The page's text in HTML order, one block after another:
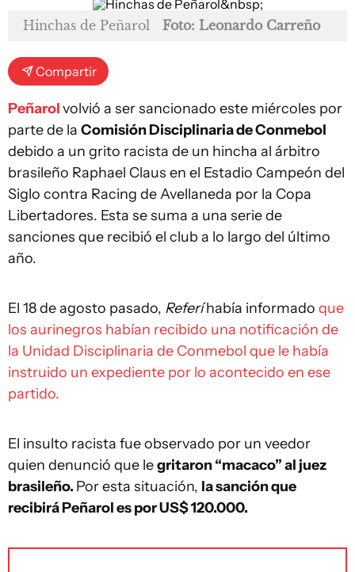
Hinchas de Peñarol Foto: Leonardo Carreño
Compartir
Peñarolvolvió a ser sancionado este miércoles por
parte de la Comisión Disciplinaria de Conmebol
debido a un grito racista de un hincha al árbitro
brasileño Raphael Claus en el Estadio Campeón del
Siglo contra Racing de Avellaneda por la Copa
Libertadores. Esta se suma a una serie de
sanciones que recibió el club a lo largo del último
año.
El 18 de agosto pasado, Referíhabía informado que
los aurinegros habían recibido una notificación de
la Unidad Disciplinaria de Conmebol que le había
instruido un expediente por lo acontecido en ese
partido.
El insulto racista fue observado por un veedor
quien denunció que legritaron “macaco” al juez
brasileño. Por esta situación, la sanción que
recibirá Peñarol es por US$ 120.000.